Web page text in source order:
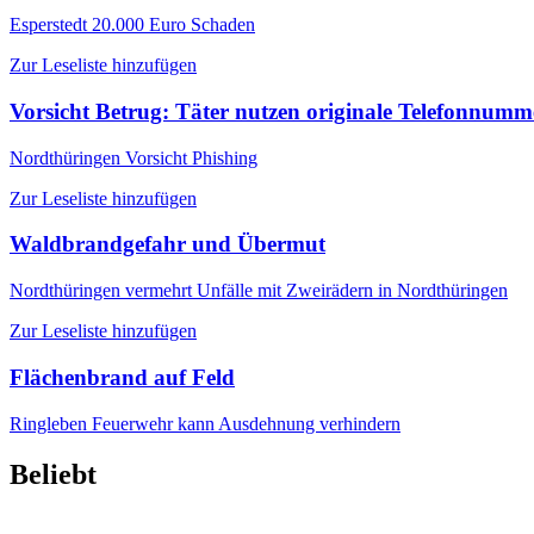
Esperstedt 20.000 Euro Schaden
Zur Leseliste hinzufügen
Vorsicht Betrug: Täter nutzen originale
Nordthüringen Vorsicht Phishing
Zur Leseliste hinzufügen
Waldbrandgefahr und Übermut
Nordthüringen vermehrt Unfälle mit Zweirädern in Nordthüringen
Zur Leseliste hinzufügen
Flächenbrand auf Feld
Ringleben Feuerwehr kann Ausdehnung verhindern
Beliebt